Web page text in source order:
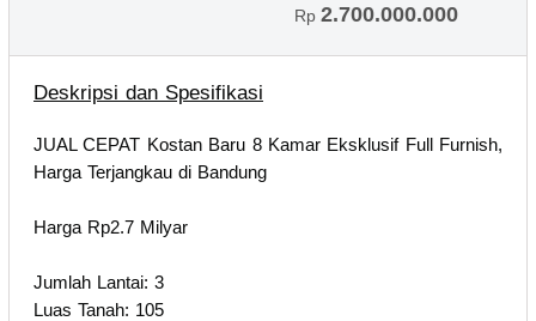
Rp 2.700.000.000
Deskripsi dan Spesifikasi
JUAL CEPAT Kostan Baru 8 Kamar Eksklusif Full Furnish,
Harga Terjangkau di Bandung
Harga Rp2.7 Milyar
Jumlah Lantai: 3
Luas Tanah: 105